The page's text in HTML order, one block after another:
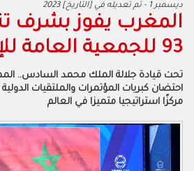
2023 ديسمبر 1 - تم تعديله في [التاريخ]
المغرب يفوز بشرف
93 للجمعية العامة للإنتربول
تحت قيادة جلالة الملك محمد السادس..
احتضان كبريات المؤتمرات والملتقيات
مركزًا استراتيجيا متميزا في العالم